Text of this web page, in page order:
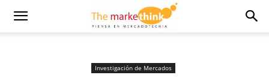
Investigación de Mercados